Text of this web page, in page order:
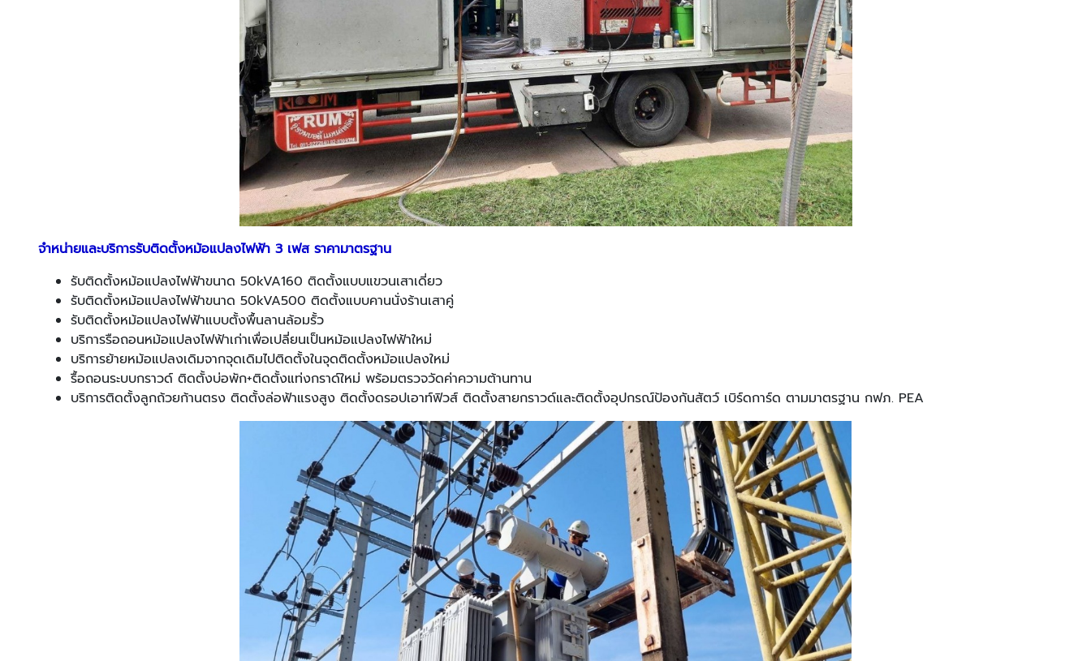
จำหน่ายและบริการรับติดตั้งหม้อแปลงไฟฟ้า 3 เฟส ราคามาตรฐาน
รับติดตั้งหม้อแปลงไฟฟ้าขนาด 50kVA160 ติดตั้งแบบแขวนเสาเดี่ยว
รับติดตั้งหม้อแปลงไฟฟ้าขนาด 50kVA500 ติดตั้งแบบคานนั่งร้านเสาคู่
รับติดตั้งหม้อแปลงไฟฟ้าแบบตั้งพื้นลานล้อมรั้ว
บริการรือถอนหม้อแปลงไฟฟ้าเก่าเพื่อเปลี่ยนเป็นหม้อแปลงไฟฟ้าใหม่
บริการย้ายหม้อแปลงเดิมจากจุดเดิมไปติดตั้งในจุดติดตั้งหม้อแปลงใหม่
รื้อถอนระบบกราวด์ ติดตั้งบ่อพัก+ติดตั้งแท่งกราด์ใหม่ พร้อมตรวจวัดค่าความต้านทาน
บริการติดตั้งลูกถ้วยก้านตรง ติดตั้งล่อฟ้าแรงสูง ติดตั้งดรอปเอาท์ฟิวส์ ติดตั้งสายกราวด์และติดตั้งอุปกรณ์ป้องกันสัตว์ เบิร์ดการ์ด ตามมาตรฐาน กฟภ. PEA